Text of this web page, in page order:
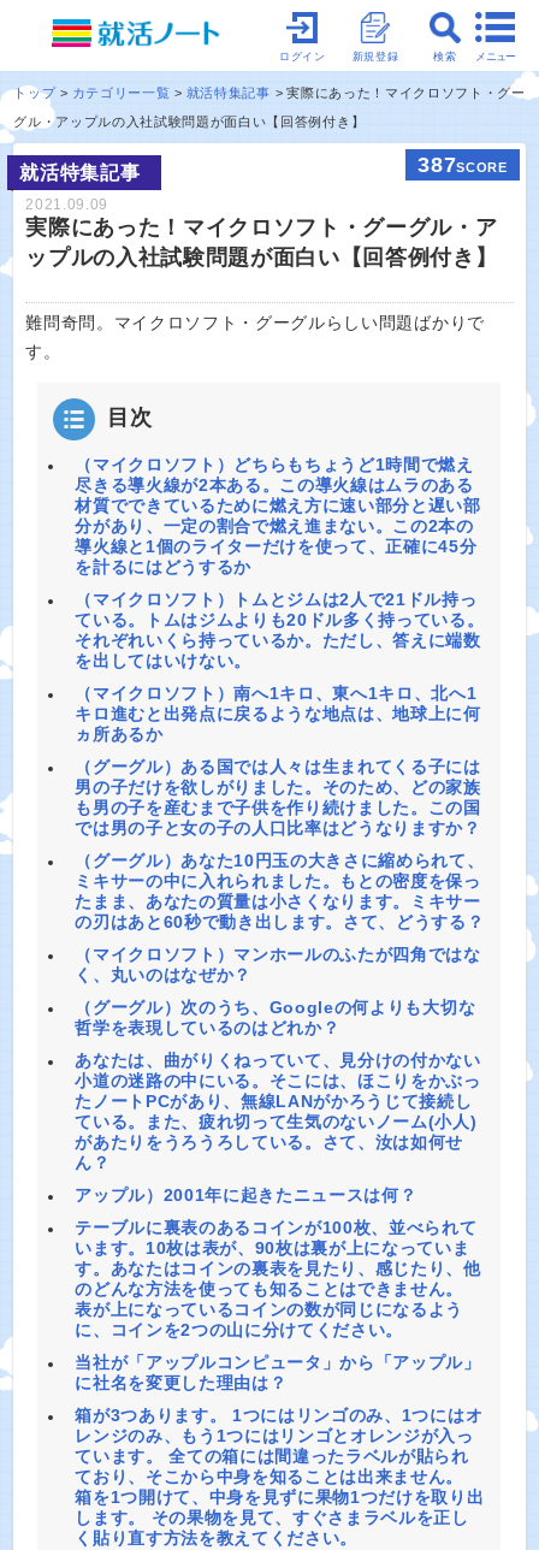
メニュー
検索
新規登録
ログイン
トップ カテゴリー一覧 就活特集記事
実際にあった！マイクロソフト・グー
グル・アップルの入社試験問題が面白い【回答例付き】
就活特集記事 387SCORE
2021.09.09
実際にあった！マイクロソフト・グーグル・ア
ップルの入社試験問題が面白い【回答例付き】
難問奇問。マイクロソフト・グーグルらしい問題ばかりで
す。
目次
（マイクロソフト）どちらもちょうど1時間で燃え
尽きる導火線が2本ある。この導火線はムラのある
材質でできているために燃え方に速い部分と遅い部
分があり、一定の割合で燃え進まない。この2本の
導火線と1個のライターだけを使って、正確に45分
を計るにはどうするか
（マイクロソフト）トムとジムは2人で21ドル持っ
ている。トムはジムよりも20ドル多く持っている。
それぞれいくら持っているか。ただし、答えに端数
を出してはいけない。
（マイクロソフト）南へ1キロ、東へ1キロ、北へ1
キロ進むと出発点に戻るような地点は、地球上に何
ヵ所あるか
（グーグル）ある国では人々は生まれてくる子には
男の子だけを欲しがりました。そのため、どの家族
も男の子を産むまで子供を作り続けました。この国
では男の子と女の子の人口比率はどうなりますか？
（グーグル）あなた10円玉の大きさに縮められて、
ミキサーの中に入れられました。もとの密度を保っ
たまま、あなたの質量は小さくなります。ミキサー
の刃はあと60秒で動き出します。さて、どうする？
（マイクロソフト）マンホールのふたが四角ではな
く、丸いのはなぜか？
（グーグル）次のうち、Googleの何よりも大切な
哲学を表現しているのはどれか？
あなたは、曲がりくねっていて、見分けの付かない
小道の迷路の中にいる。そこには、ほこりをかぶっ
たノートPCがあり、無線LANがかろうじて接続し
ている。また、疲れ切って生気のないノーム(小人)
があたりをうろうろしている。さて、汝は如何せ
ん？
アップル）2001年に起きたニュースは何？
テーブルに裏表のあるコインが100枚、並べられて
います。10枚は表が、90枚は裏が上になっていま
す。あなたはコインの裏表を見たり、感じたり、他
のどんな方法を使っても知ることはできません。
表が上になっているコインの数が同じになるよう
に、コインを2つの山に分けてください。
当社が「アップルコンピュータ」から「アップル」
に社名を変更した理由は？
箱が3つあります。 1つにはリンゴのみ、1つにはオ
レンジのみ、もう1つにはリンゴとオレンジが入っ
ています。 全ての箱には間違ったラベルが貼られ
ており、そこから中身を知ることは出来ません。
箱を1つ開けて、中身を見ずに果物1つだけを取り出
します。 その果物を見て、すぐさまラベルを正し
く貼り直す方法を教えてください。